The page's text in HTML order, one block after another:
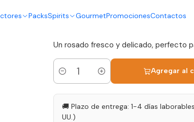
PacksSpirits GourmetPromocionesContactos
|
Un rosado fresco y delicado, perfecto
Cantidad
Agregar al
🚚 Plazo de entrega: 1-4 días
UU.)